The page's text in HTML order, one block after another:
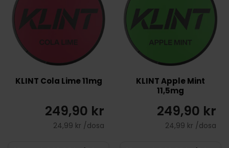
KLINT Cola Lime 11mg
249,90 kr
24,99 kr /dosa
KLINT Apple Mint
11,5mg
249,90 kr
24,99 kr /dosa